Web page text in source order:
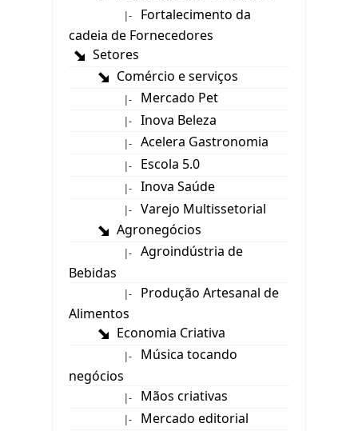
|-
Fortalecimento da
cadeia de Fornecedores
Setores
Comércio e serviços
|- Mercado Pet
|- Inova Beleza
|- Acelera Gastronomia
|- Escola 5.0
|- Inova Saúde
|-
Varejo Multissetorial
Agronegócios
|-
Agroindústria de
Bebidas
|-
Produção Artesanal de
Alimentos
Economia Criativa
|-
Música tocando
negócios
|- Mãos criativas
|- Mercado editorial